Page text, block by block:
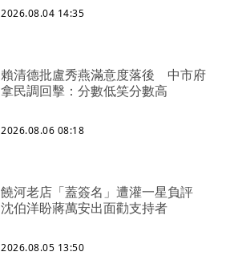
2026.08.04 14:35
賴清德批盧秀燕滿意度落後 中市府
拿民調回擊：分數低笑分數高
2026.08.06 08:18
饒河老店「蓋簽名」遭灌一星負評
沈伯洋盼蔣萬安出面勸支持者
2026.08.05 13:50